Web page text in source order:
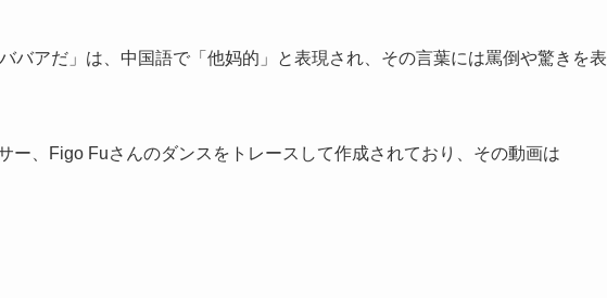
バアだ」は、中国語で「他妈的」と表現され、その言葉には罵倒や驚きを表
ー、Figo Fuさんのダンスをトレースして作成されており、その動画は